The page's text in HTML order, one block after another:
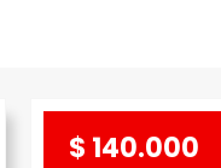
$ 140.000